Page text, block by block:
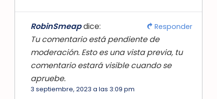
RobinSmeapdice:
Tu comentario está pendiente de
moderación. Esto es una vista previa, tu
comentario estará visible cuando se
apruebe.
3 septiembre, 2023 a las 3:09 pm
Responder